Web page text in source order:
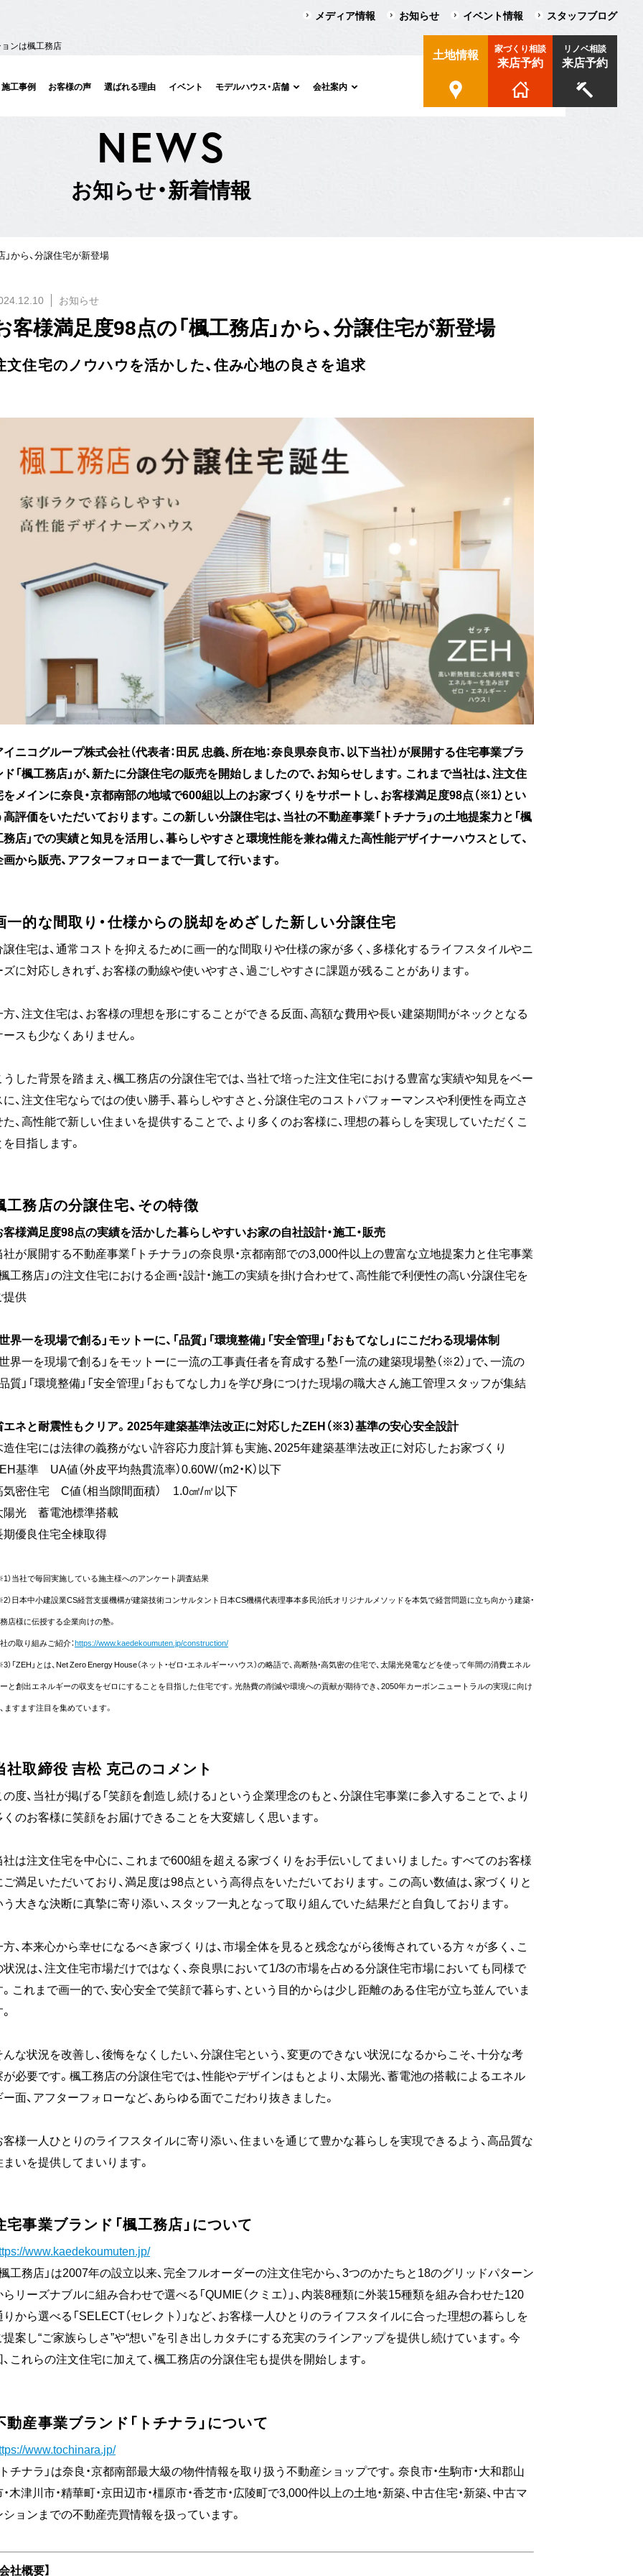
ョンは楓工務店
施工事例 お客様の声 選ばれる理由 イベント モデルハウス・店舗 会社案内
土地情報 家づくり相談
来店予約
リノベ相談
来店予約
メディア情報 お知らせ イベント情報 スタッフブログ
NEWS
お知らせ・新着情報
から、分譲住宅が新登場
お知らせ
客様満足度98点の「楓工務店」から、分譲住宅が新登場
文住宅のノウハウを活かした、住み心地の良さを追求
ニコグループ株式会社（代表者：田尻 忠義、所在地：奈良県奈良市、以下当社）が展開する住宅事業ブラ
ド「楓工務店」が、新たに分譲住宅の販売を開始しましたので、お知らせします。これまで当社は、注文住
をメインに奈良・京都南部の地域で600組以上のお家づくりをサポートし、お客様満足度98点（※1）とい
高評価をいただいております。この新しい分譲住宅は、当社の不動産事業「トチナラ」の土地提案力と「楓
務店」での実績と知見を活用し、暮らしやすさと環境性能を兼ね備えた高性能デザイナーハウスとして、
画から販売、アフターフォローまで一貫して行います。
一的な間取り・仕様からの脱却をめざした新しい分譲住宅
譲住宅は、通常コストを抑えるために画一的な間取りや仕様の家が多く、多様化するライフスタイルやニ
ズに対応しきれず、お客様の動線や使いやすさ、過ごしやすさに課題が残ることがあります。
方、注文住宅は、お客様の理想を形にすることができる反面、高額な費用や長い建築期間がネックとなる
ースも少なくありません。
うした背景を踏まえ、楓工務店の分譲住宅では、当社で培った注文住宅における豊富な実績や知見をベー
に、注文住宅ならではの使い勝手、暮らしやすさと、分譲住宅のコストパフォーマンスや利便性を両立さ
た、高性能で新しい住まいを提供することで、より多くのお客様に、理想の暮らしを実現していただくこ
目指します。
工務店の分譲住宅、その特徴
客様満足度98点の実績を活かした暮らしやすいお家の自社設計・施工・販売
社が展開する不動産事業「トチナラ」の奈良県・京都南部での3,000件以上の豊富な立地提案力と住宅事業
楓工務店」の注文住宅における企画・設計・施工の実績を掛け合わせて、高性能で利便性の高い分譲住宅を
提供
界一を現場で創る」モットーに、「品質」「環境整備」「安全管理」「おもてなし」にこだわる現場体制
界一を現場で創る」をモットーに一流の工事責任者を育成する塾「一流の建築現場塾（※2）」で、一流の
質」「環境整備」「安全管理」「おもてなし力」を学び身につけた現場の職大さん施工管理スタッフが集結
エネと耐震性もクリア。2025年建築基準法改正に対応したZEH（※3）基準の安心安全設計
造住宅には法律の義務がない許容応力度計算も実施、2025年建築基準法改正に対応したお家づくり
基準 UA値（外皮平均熱貫流率）0.60W/（m2・K）以下
気密住宅 C値（相当隙間面積） 1.0㎠/㎡以下
陽光 蓄電池標準搭載
期優良住宅全棟取得
）当社で毎回実施している施主様へのアンケート調査結果
）日本中小建設業CS経営支援機構が建築技術コンサルタント日本CS機構代表理事本多民治氏オリジナルメソッドを本気で経営問題に立ち向かう建築・
店様に伝授する企業向けの塾。
の取り組みご紹介：https://www.kaedekoumuten.jp/construction/
）「ZEH」とは、Net Zero Energy House（ネット・ゼロ・エネルギー・ハウス）の略語で、高断熱・高気密の住宅で、太陽光発電などを使って年間の消費エネル
と創出エネルギーの収支をゼロにすることを目指した住宅です。光熱費の削減や環境への貢献が期待でき、2050年カーボンニュートラルの実現に向け
ますます注目を集めています。
社取締役 吉松 克己のコメント
の度、当社が掲げる「笑顔を創造し続ける」という企業理念のもと、分譲住宅事業に参入することで、より
くのお客様に笑顔をお届けできることを大変嬉しく思います。
社は注文住宅を中心に、これまで600組を超える家づくりをお手伝いしてまいりました。すべてのお客様
ご満足いただいており、満足度は98点という高得点をいただいております。この高い数値は、家づくりと
う大きな決断に真摯に寄り添い、スタッフ一丸となって取り組んでいた結果だと自負しております。
方、本来心から幸せになるべき家づくりは、市場全体を見ると残念ながら後悔されている方々が多く、こ
状況は、注文住宅市場だけではなく、奈良県において1/3の市場を占める分譲住宅市場においても同様で
。これまで画一的で、安心安全で笑顔で暮らす、という目的からは少し距離のある住宅が立ち並んでいま
んな状況を改善し、後悔をなくしたい、分譲住宅という、変更のできない状況になるからこそ、十分な考
が必要です。楓工務店の分譲住宅では、性能やデザインはもとより、太陽光、蓄電池の搭載によるエネル
ー面、アフターフォローなど、あらゆる面でこだわり抜きました。
客様一人ひとりのライフスタイルに寄り添い、住まいを通じて豊かな暮らしを実現できるよう、高品質な
まいを提供してまいります。
宅事業ブランド「楓工務店」について
www.kaedekoumuten.jp/
楓工務店」は2007年の設立以来、完全フルオーダーの注文住宅から、3つのかたちと18のグリッドパターン
らリーズナブルに組み合わせで選べる「QUMIE（クミエ）」、内装8種類に外装15種類を組み合わせた120
りから選べる「SELECT（セレクト）」など、お客様一人ひとりのライフスタイルに合った理想の暮らしを
提案し“ご家族らしさ”や“想い”を引き出しカタチにする充実のラインアップを提供し続けています。今
、これらの注文住宅に加えて、楓工務店の分譲住宅も提供を開始します。
動産事業ブランド「トチナラ」について
www.tochinara.jp/
チナラ」は奈良・京都南部最大級の物件情報を取り扱う不動産ショップです。奈良市・生駒市・大和郡山
木津川市・精華町・京田辺市・橿原市・香芝市・広陵町で3,000件以上の土地・新築、中古住宅・新築、中古マ
ションまでの不動産売買情報を扱っています。
社概要】